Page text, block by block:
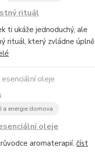
rituál
ti ukáže jednoduchý, ale
rituál, který zvládne úplně
a energie domova
oleje
aromaterapií. číst